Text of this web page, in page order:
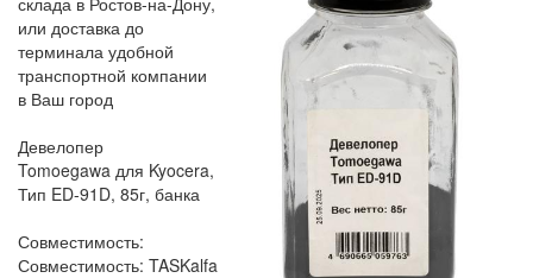
или доставка до
терминала удобной
транспортной компании
в Ваш город
Девелопер
Tomoegawa для Kyocera,
Тип ED-91D, 85г, банка
Совместимость:
Совместимость: TASKalfa